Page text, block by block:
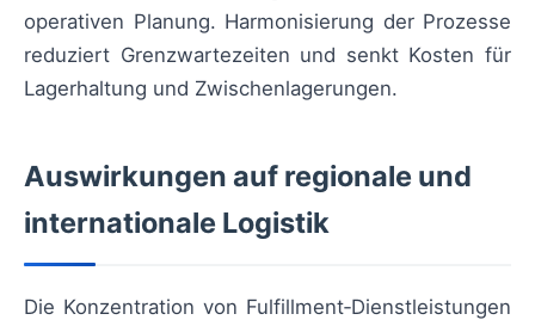
operativen Planung. Harmonisierung der Prozesse
reduziert Grenzwartezeiten und senkt Kosten für
Lagerhaltung und Zwischenlagerungen.
Auswirkungen auf regionale und
internationale Logistik
Die Konzentration von Fulfillment‑Dienstleistungen